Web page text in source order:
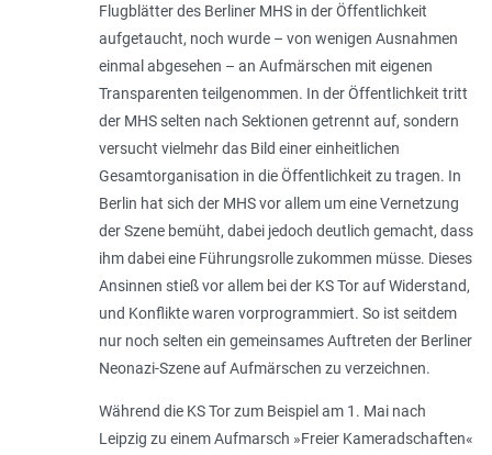
Flugblätter des Berliner MHS in der Öffentlichkeit
aufgetaucht, noch wurde – von wenigen Ausnahmen
einmal abgesehen – an Aufmärschen mit eigenen
Transparenten teilgenommen. In der Öffentlichkeit tritt
der MHS selten nach Sektionen getrennt auf, sondern
versucht vielmehr das Bild einer einheitlichen
Gesamtorganisation in die Öffentlichkeit zu tragen. In
Berlin hat sich der MHS vor allem um eine Vernetzung
der Szene bemüht, dabei jedoch deutlich gemacht, dass
ihm dabei eine Führungsrolle zukommen müsse. Dieses
Ansinnen stieß vor allem bei der KS Tor auf Widerstand,
und Konflikte waren vorprogrammiert. So ist seitdem
nur noch selten ein gemeinsames Auftreten der Berliner
Neonazi-Szene auf Aufmärschen zu verzeichnen.
Während die KS Tor zum Beispiel am 1. Mai nach
Leipzig zu einem Aufmarsch »Freier Kameradschaften«